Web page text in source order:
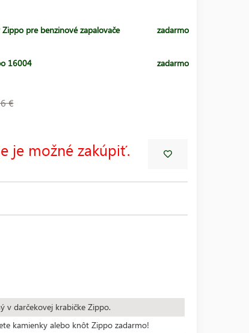
Zippo pre benzinové zapalovače
zadarmo
16004
zadarmo
€
je možné zakúpiť.
v darčekovej krabičke Zippo.
kamienky alebo knôt Zippo zadarmo!